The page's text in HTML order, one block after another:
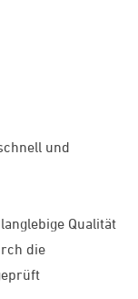
und
Qualität
die